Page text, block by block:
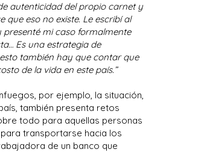
autenticidad del propio carnet y
eso no existe. Le escribí al
presenté mi caso formalmente
Es una estrategia de
también hay que contar que
de la vida en este país.”
por ejemplo, la situación,
también presenta retos
todo para aquellas personas
transportarse hacia los
de un banco que